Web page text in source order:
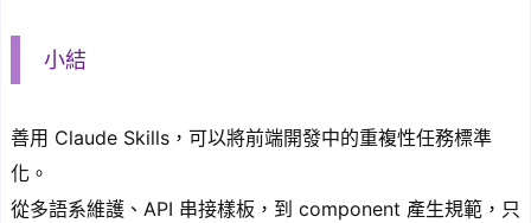
小結
善用 Claude Skills，可以將前端開發中的重複性任務標準
化。
從多語系維護、API 串接樣板，到 component 產生規範，只